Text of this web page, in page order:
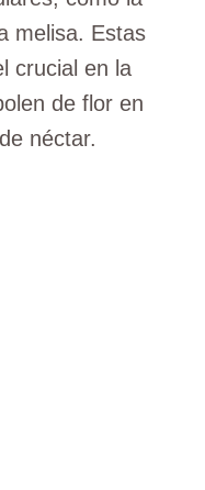
melisa. Estas
crucial en la
de flor en
néctar.